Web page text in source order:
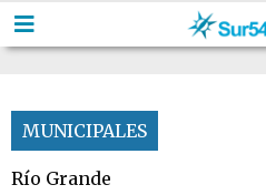
MUNICIPALES
Río Grande